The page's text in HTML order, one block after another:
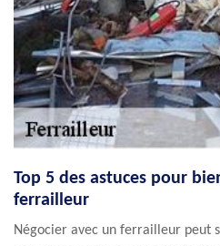
Top 5 des astuces pour
ferrailleur
Négocier avec un ferrailleur peut